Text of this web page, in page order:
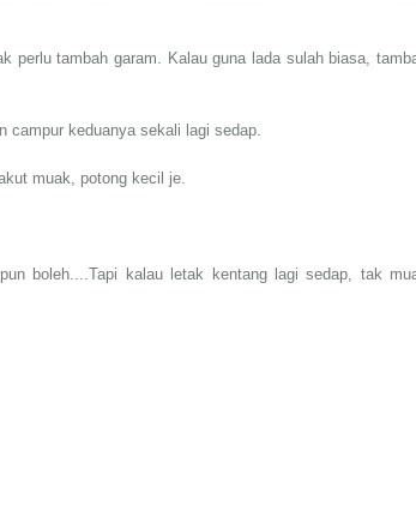
perlu tambah garam. Kalau guna lada sulah biasa,
campur keduanya sekali lagi sedap.
muak, potong kecil je.
boleh....Tapi kalau letak kentang lagi sedap, tak